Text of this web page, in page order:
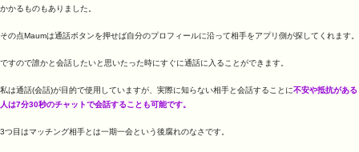
かかるものもありました。
その点Maumは通話ボタンを押せば自分のプロフィールに沿って相手をアプリ側が探してくれます。
ですので誰かと会話したいと思いたった時にすぐに通話に入ることができます。
私は通話(会話)が目的で使用していますが、実際に知らない相手と会話することに不安や抵抗がある
人は7分30秒のチャットで会話することも可能です。
3つ目はマッチング相手とは一期一会という後腐れのなさです。